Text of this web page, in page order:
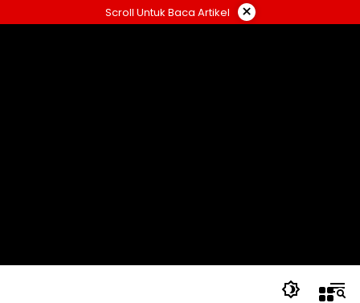
ke
Scroll Untuk Baca Artikel ×